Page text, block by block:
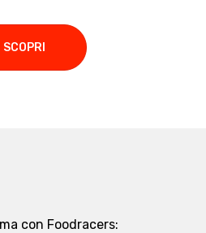
SCOPRI
con Foodracers: